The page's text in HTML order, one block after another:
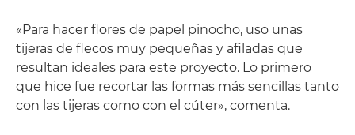
«Para hacer flores de papel pinocho, uso unas
tijeras de flecos muy pequeñas y afiladas que
resultan ideales para este proyecto. Lo primero
que hice fue recortar las formas más sencillas tanto
con las tijeras como con el cúter», comenta.